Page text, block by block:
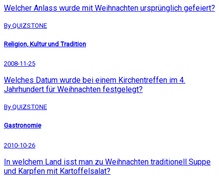
Welcher Anlass wurde mit Weihnachten ursprünglich gefeiert?
By QUIZSTONE
Religion, Kultur und Tradition
2008-11-25
Welches Datum wurde bei einem Kirchentreffen im 4.
Jahrhundert für Weihnachten festgelegt?
By QUIZSTONE
Gastronomie
2010-10-26
In welchem Land isst man zu Weihnachten traditionell Suppe
und Karpfen mit Kartoffelsalat?